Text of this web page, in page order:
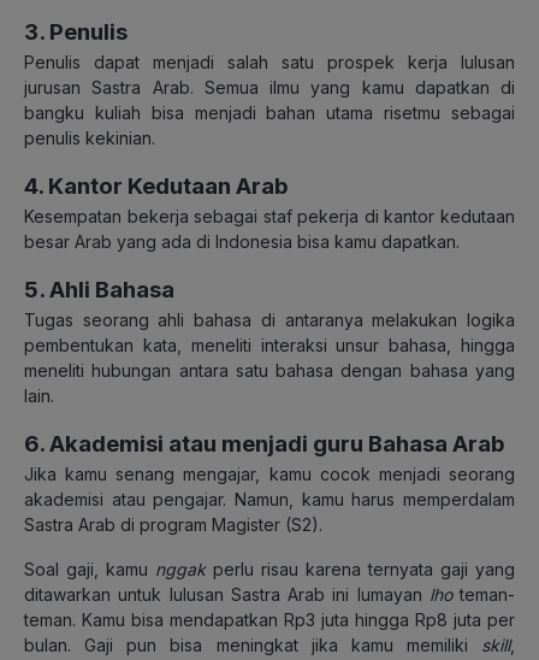
3. Penulis
Penulis dapat menjadi salah satu prospek kerja lulusan
jurusan Sastra Arab. Semua ilmu yang kamu dapatkan di
bangku kuliah bisa menjadi bahan utama risetmu sebagai
penulis kekinian.
4. Kantor Kedutaan Arab
Kesempatan bekerja sebagai staf pekerja di kantor kedutaan
besar Arab yang ada di Indonesia bisa kamu dapatkan.
5. Ahli Bahasa
Tugas seorang ahli bahasa di antaranya melakukan logika
pembentukan kata, meneliti interaksi unsur bahasa, hingga
meneliti hubungan antara satu bahasa dengan bahasa yang
lain.
6. Akademisi atau menjadi guru Bahasa Arab
Jika kamu senang mengajar, kamu cocok menjadi seorang
akademisi atau pengajar. Namun, kamu harus memperdalam
Sastra Arab di program Magister (S2).
Soal gaji, kamu nggak perlu risau karena ternyata gaji yang
ditawarkan untuk lulusan Sastra Arab ini lumayan lhoteman-
teman. Kamu bisa mendapatkan Rp3 juta hingga Rp8 juta per
bulan. Gaji pun bisa meningkat jika kamu memiliki skill,